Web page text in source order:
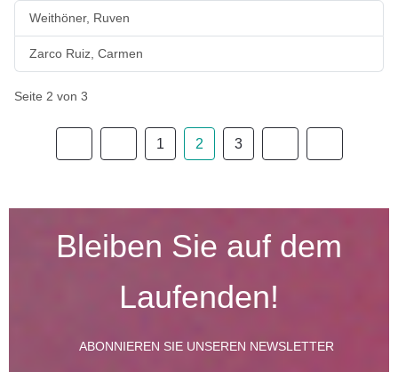
Weithöner, Ruven
Zarco Ruiz, Carmen
Seite 2 von 3
1 2 3
Bleiben Sie auf dem
Laufenden!
ABONNIEREN SIE UNSEREN NEWSLETTER